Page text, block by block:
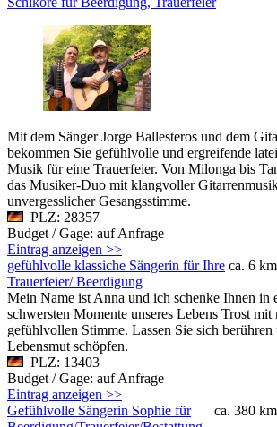
Mit dem Sänger Jorge Ballesteros und dem
bekommen Sie gefühlvolle und ergreifende
Musik für eine Trauerfeier. Von Milonga bis
das Musiker-Duo mit klangvoller
unvergesslicher Gesangsstimme.
PLZ: 28357
Budget / Gage: auf Anfrage
Eintrag anzeigen >>
ca. 6
gefühlvolle klassiche Sängerin für Ihre
Trauerfeier/ Beerdigung
Mein Name ist Anna und ich schenke Ihnen in
schwersten Momente unseres Lebens Trost mit
gefühlvollen Stimme. Lassen Sie sich berühren
Lebensmut schöpfen.
PLZ: 13403
Budget / Gage: auf Anfrage
Eintrag anzeigen >>
ca. 380
Gefühlvolle Sängerin Sophie für